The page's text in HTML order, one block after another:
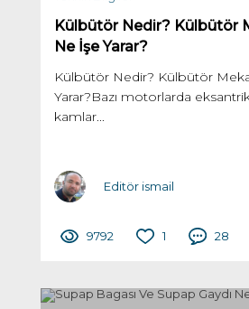
Külbütör Nedir? Külbütör
Ne İşe Yarar?
Külbütör Nedir? Külbütör
Yarar?Bazı motorlarda
kamlar...
Editör ismail
9792 1 28